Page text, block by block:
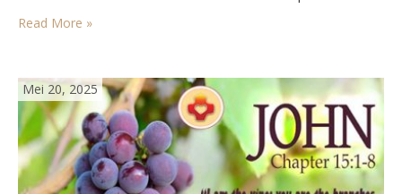
17 tahun diserahkannya hak-hak warisannya dan masuk Ordo
Yesuit. Mungkin terasa juga kekanak-kanakannya dan
Read More »
Mei 20, 2025